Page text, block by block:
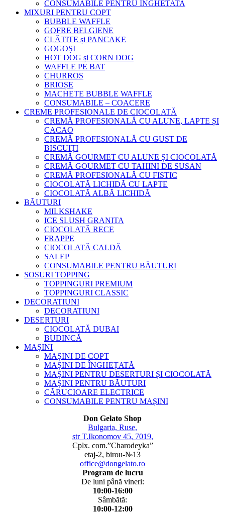
CONSUMABILE PENTRU INGHETATA
MIXURI PENTRU COPT
BUBBLE WAFFLE
GOFRE BELGIENE
CLĂTITE și PANCAKE
GOGOȘI
HOT DOG și CORN DOG
WAFFLE PE BAT
CHURROS
BRIOȘE
MACHETE BUBBLE WAFFLE
CONSUMABILE – COACERE
CREME PROFESIONALE DE CIOCOLATĂ
CREMĂ PROFESIONALĂ CU ALUNE, LAPTE ȘI
CACAO
CREMĂ PROFESIONALĂ CU GUST DE
BISCUIȚI
CREMĂ GOURMET CU ALUNE ȘI CIOCOLATĂ
CREMĂ GOURMET CU TAHINI DE SUSAN
CREMĂ PROFESIONALĂ CU FISTIC
CIOCOLATĂ LICHIDĂ CU LAPTE
CIOCOLATĂ ALBĂ LICHIDĂ
BĂUTURI
MILKSHAKE
ICE SLUSH GRANITA
CIOCOLATĂ RECE
FRAPPE
CIOCOLATĂ CALDĂ
SALEP
CONSUMABILE PENTRU BĂUTURI
SOSURI TOPPING
TOPPINGURI PREMIUM
TOPPINGURI CLASSIC
DECORATIUNI
DECORATIUNI
DESERTURI
CIOCOLATĂ DUBAI
BUDINCĂ
MAȘINI
MAȘINI DE COPT
MAȘINI DE ÎNGHEȚATĂ
MAȘINI PENTRU DESERTURI ȘI CIOCOLATĂ
MAȘINI PENTRU BĂUTURI
CĂRUCIOARE ELECTRICE
CONSUMABILE PENTRU MAȘINI
Don Gelato Shop
Bulgaria, Ruse,
str T.Ikonomov 45, 7019,
Cplx. com.”Charodeyka”
etaj-2, birou-№13
office@dongelato.ro
Program de lucru
De luni până vineri:
10:00-16:00
Sâmbătă:
10:00-12:00